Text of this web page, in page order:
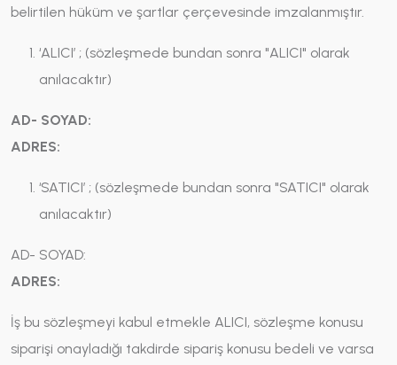
belirtilen hüküm ve şartlar çerçevesinde imzalanmıştır.
‘ALICI’ ; (sözleşmede bundan sonra "ALICI" olarak
anılacaktır)
AD- SOYAD:
ADRES:
‘SATICI’ ; (sözleşmede bundan sonra "SATICI" olarak
anılacaktır)
AD- SOYAD:
ADRES:
İş bu sözleşmeyi kabul etmekle ALICI, sözleşme konusu
siparişi onayladığı takdirde sipariş konusu bedeli ve varsa